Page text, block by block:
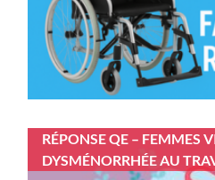
RÉPONSE QE – FEMMES
DYSMÉNORRHÉE AU